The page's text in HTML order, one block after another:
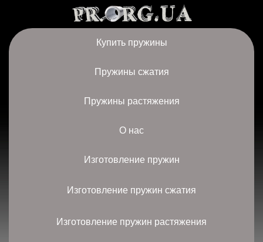
Купить пружины
Пружины сжатия
Пружины растяжения
О нас
Изготовление пружин
Изготовление пружин сжатия
Изготовление пружин растяжения